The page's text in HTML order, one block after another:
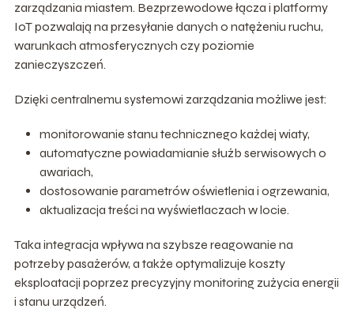
zarządzania miastem. Bezprzewodowe łącza i platformy
IoT pozwalają na przesyłanie danych o natężeniu ruchu,
warunkach atmosferycznych czy poziomie
zanieczyszczeń.
Dzięki centralnemu systemowi zarządzania możliwe jest:
monitorowanie stanu technicznego każdej wiaty,
automatyczne powiadamianie służb serwisowych o
awariach,
dostosowanie parametrów oświetlenia i ogrzewania,
aktualizacja treści na wyświetlaczach w locie.
Taka integracja wpływa na szybsze reagowanie na
potrzeby pasażerów, a także optymalizuje koszty
eksploatacji poprzez precyzyjny monitoring zużycia energii
i stanu urządzeń.